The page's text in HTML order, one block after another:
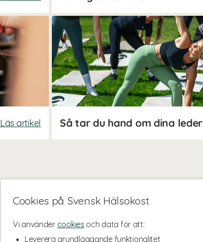
Cookies på Svensk Hälsokost
Vi använder cookies och data för att:
Leverera grundläggande funktionalitet
Läs artikel Så tar du hand om dina leder